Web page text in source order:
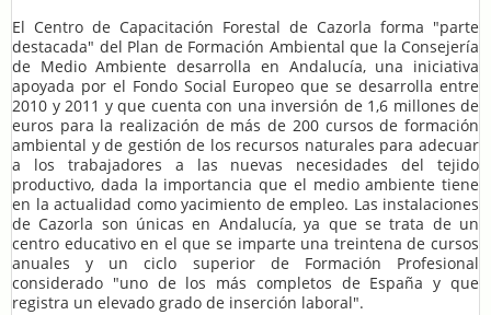
El Centro de Capacitación Forestal de Cazorla forma "parte
destacada" del Plan de Formación Ambiental que la Consejería
de Medio Ambiente desarrolla en Andalucía, una iniciativa
apoyada por el Fondo Social Europeo que se desarrolla entre
2010 y 2011 y que cuenta con una inversión de 1,6 millones de
euros para la realización de más de 200 cursos de formación
ambiental y de gestión de los recursos naturales para adecuar
a los trabajadores a las nuevas necesidades del tejido
productivo, dada la importancia que el medio ambiente tiene
en la actualidad como yacimiento de empleo. Las instalaciones
de Cazorla son únicas en Andalucía, ya que se trata de un
centro educativo en el que se imparte una treintena de cursos
anuales y un ciclo superior de Formación Profesional
considerado "uno de los más completos de España y que
registra un elevado grado de inserción laboral".